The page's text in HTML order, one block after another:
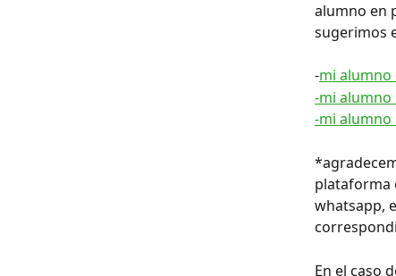
alumno en
sugerimos
-mi alumno
-mi
-mi alumno
plataforma
whatsapp,
En el caso